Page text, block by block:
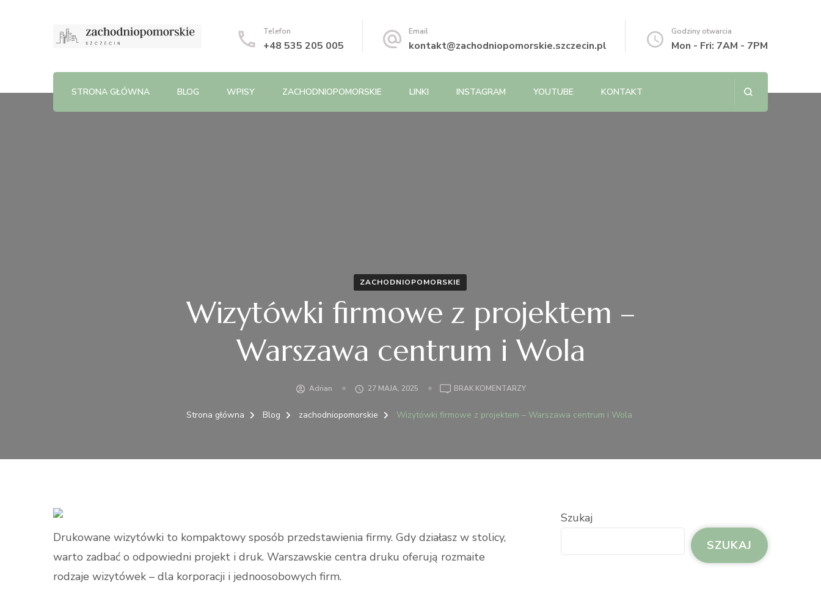
Telefon
+48 535 205 005
Email
kontakt@zachodniopomorskie.szczecin.pl
Godziny otwarcia
Mon - Fri: 7AM - 7PM
STRONA GŁÓWNA BLOG WPISY ZACHODNIOPOMORSKIE LINKI INSTAGRAM YOUTUBE KONTAKT
ZACHODNIOPOMORSKIE
Wizytówki firmowe z projektem –
Warszawa centrum i Wola
Adrian 27 MAJA, 2025 BRAK KOMENTARZYDO
FIRMOWE
Strona główna Blog zachodniopomorskie Wizytówki firmowe z projektem – Warszawa centrum i Wola
Drukowane wizytówki to kompaktowy sposób przedstawienia firmy. Gdy działasz w stolicy,
warto zadbać o odpowiedni projekt i druk. Warszawskie centra druku oferują rozmaite
rodzaje wizytówek – dla korporacji i jednoosobowych firm.
Szukaj
SZUKAJ